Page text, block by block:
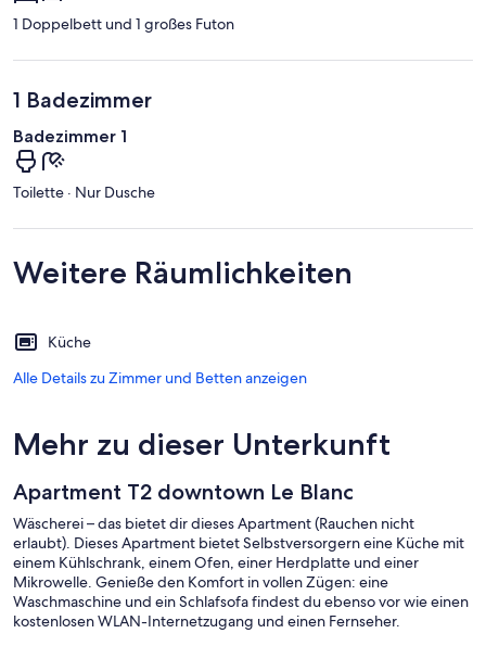
1 Doppelbett und 1 großes Futon
1 Badezimmer
Badezimmer 1
Toilette · Nur Dusche
Weitere Räumlichkeiten
Küche
Alle Details zu Zimmer und Betten anzeigen
Mehr zu dieser Unterkunft
Apartment T2 downtown Le Blanc
Wäscherei – das bietet dir dieses Apartment (Rauchen nicht
erlaubt). Dieses Apartment bietet Selbstversorgern eine Küche mit
einem Kühlschrank, einem Ofen, einer Herdplatte und einer
Mikrowelle. Genieße den Komfort in vollen Zügen: eine
Waschmaschine und ein Schlafsofa findest du ebenso vor wie einen
kostenlosen WLAN-Internetzugang und einen Fernseher.